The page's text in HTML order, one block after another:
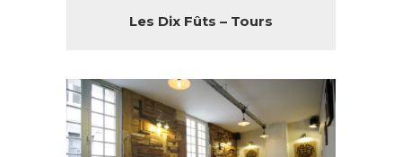
Les Dix Fûts – Tours